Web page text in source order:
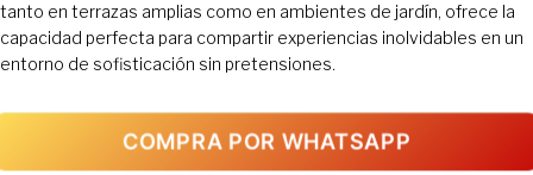
tanto en terrazas amplias como en ambientes de jardín, ofrece la
capacidad perfecta para compartir experiencias inolvidables en un
entorno de sofisticación sin pretensiones.
COMPRA POR WHATSAPP